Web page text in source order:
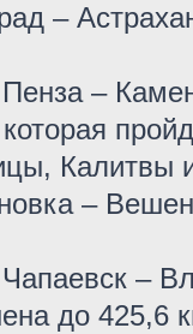
–
–
Калитвы
–
–
до 425,6